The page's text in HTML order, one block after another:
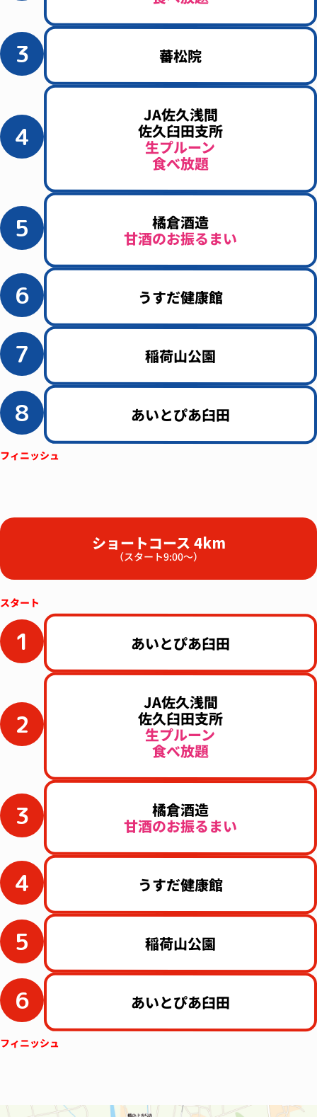
3 蕃松院
4
JA佐久浅間
佐久臼田支所
生プルーン
食べ放題
5 橘倉酒造
甘酒のお振るまい
6 うすだ健康館
7 稲荷山公園
8 あいとぴあ臼田
ショートコース 4km
（スタート9:00～）
1 あいとぴあ臼田
2
JA佐久浅間
佐久臼田支所
生プルーン
食べ放題
3 橘倉酒造
甘酒のお振るまい
4 うすだ健康館
5 稲荷山公園
6 あいとぴあ臼田